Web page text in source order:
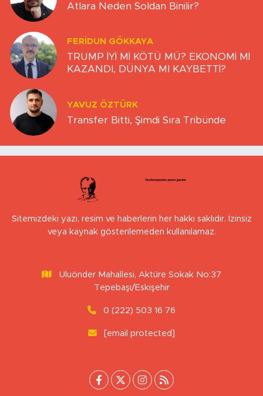
Atlara Neden Soldan Binilir?
FERIDUN GÖKKAYA
TRUMP İYİ Mİ KÖTÜ MÜ? EKONOMİ Mİ
KAZANDI, DÜNYA MI KAYBETTİ?
YAVUZ ÖZTÜRK
Transfer Bitti, Şimdi Sıra Tribünde
Sitemizdeki yazı, resim ve haberlerin her hakkı saklıdır. İzinsiz
veya kaynak gösterilemeden kullanılamaz.
Uluönder Mahallesi, Aktüre Sokak No:37
Tepebaşı/Eskişehir
0 (222) 503 16 76
[email protected]